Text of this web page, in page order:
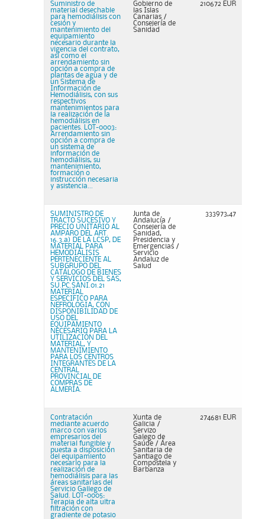
Suministro de
material desechable
para hemodiálisis con
cesión y
mantenimiento del
equipamiento
necesario durante la
vigencia del contrato,
así como el
arrendamiento sin
opción a compra de
plantas de agua y de
un Sistema de
Información de
Hemodiálisis, con sus
respectivos
mantenimientos para
la realización de la
hemodiálisis en
pacientes. LOT-0003:
Arrendamiento sin
opción a compra de
un sistema de
información de
hemodiálisis, su
mantenimiento,
formación o
instrucción necesaria
y asistencia...
Gobierno de
las Islas
Canarias /
Consejería de
Sanidad
210672 EUR
SUMINISTRO DE
TRACTO SUCESIVO Y
PRECIO UNITARIO AL
AMPARO DEL ART.
16.3.a) DE LA LCSP, DE
MATERIAL PARA
HEMODIÁLISIS
PERTENECIENTE AL
SUBGRUPO DEL
CATÁLOGO DE BIENES
Y SERVICIOS DEL SAS,
SU.PC.SANI.01.21
MATERIAL
ESPECIFICO PARA
NEFROLOGIA, CON
DISPONIBILIDAD DE
USO DEL
EQUIPAMIENTO
NECESARIO PARA LA
UTILIZACIÓN DEL
MATERIAL, Y
MANTENIMIENTO
PARA LOS CENTROS
INTEGRANTES DE LA
CENTRAL
PROVINCIAL DE
COMPRAS DE
ALMERÍA.
Junta de
Andalucía /
Consejería de
Sanidad,
Presidencia y
Emergencias /
Servicio
Andaluz de
Salud
333973,47
Contratación
mediante acuerdo
marco con varios
empresarios del
material fungible y
puesta a disposición
del equipamiento
necesario para la
realización de
hemodiálisis para las
áreas sanitarias del
Servicio Gallego de
Salud. LOT-0005:
Terapia de alta ultra
filtración con
gradiente de potasio
Xunta de
Galicia /
Servizo
Galego de
Saúde / Área
Sanitaria de
Santiago de
Compostela y
Barbanza
274681 EUR